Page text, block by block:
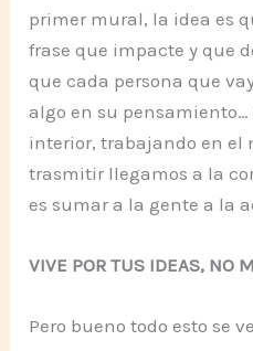
primer mural, la idea es
frase que impacte y que
que cada persona que
algo en su pensamiento…
interior, trabajando en el
trasmitir llegamos a la
es sumar a la gente a la
VIVE POR TUS IDEAS, NO
Pero bueno todo esto se